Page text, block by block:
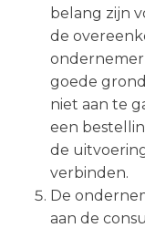
belang zijn
de
goede
niet aan te
een
de
verbinden.
De
aan de